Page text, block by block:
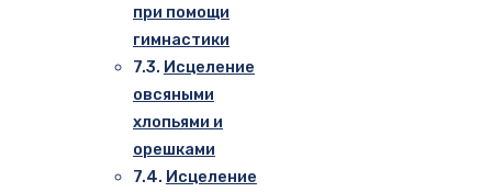
при помощи
гимнастики
Исцеление
овсяными
хлопьями и
орешками
Исцеление